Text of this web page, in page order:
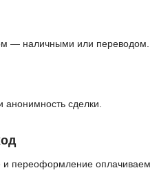
— наличными или переводом.
сделки.
и переоформление оплачиваем